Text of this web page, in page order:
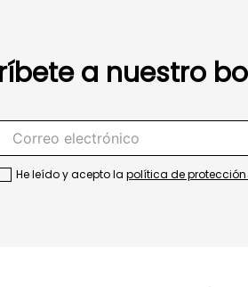
a nuestro
He leído y acepto la política de